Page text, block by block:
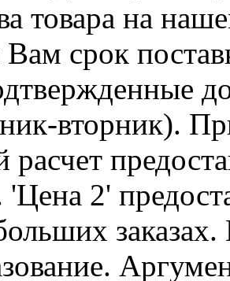
товара на
срок
вторник).
2'